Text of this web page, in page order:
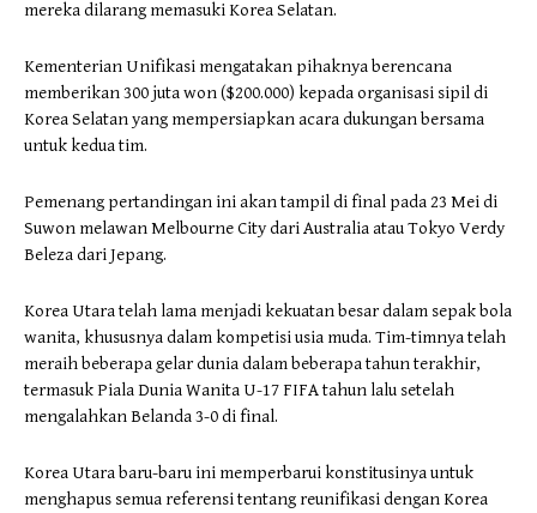
mereka dilarang memasuki Korea Selatan.
Kementerian Unifikasi mengatakan pihaknya berencana
memberikan 300 juta won ($200.000) kepada organisasi sipil di
Korea Selatan yang mempersiapkan acara dukungan bersama
untuk kedua tim.
Pemenang pertandingan ini akan tampil di final pada 23 Mei di
Suwon melawan Melbourne City dari Australia atau Tokyo Verdy
Beleza dari Jepang.
Korea Utara telah lama menjadi kekuatan besar dalam sepak bola
wanita, khususnya dalam kompetisi usia muda. Tim-timnya telah
meraih beberapa gelar dunia dalam beberapa tahun terakhir,
termasuk Piala Dunia Wanita U-17 FIFA tahun lalu setelah
mengalahkan Belanda 3-0 di final.
Korea Utara baru-baru ini memperbarui konstitusinya untuk
menghapus semua referensi tentang reunifikasi dengan Korea